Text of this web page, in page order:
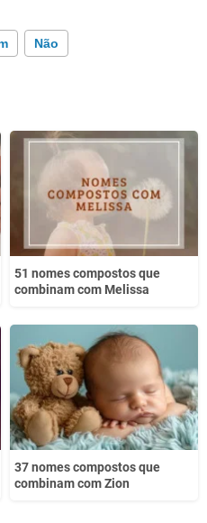
Não
incorreta
que procuro
51 nomes compostos que
combinam com Melissa
37 nomes compostos que
combinam com Zion